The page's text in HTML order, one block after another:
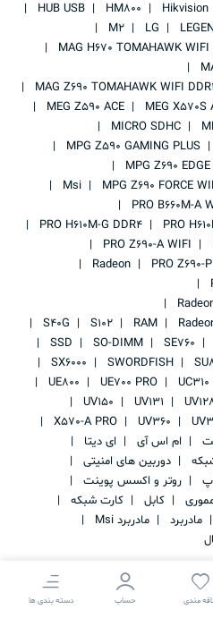
Hikvision
HM800
HUB USB
LG
M2
MAG H670 TOMAHAWK WIFI
MAG Z690 TOMAHAWK WIFI
MEG X570S
MEG Z590 ACE
MICRO SDHC
MPG Z590 GAMING PLUS
MPG Z690
MPG Z690 FORCE
Msi
PRO B660M-A
PRO
PRO H610M-G DDR4
PRO Z690-A WIFI
PRO Z690-
Radeon
RAM
S102
S40G
SE760
SO-DIMM
SSD
SWORDFISH
SX6000
UC310
UE700 PRO
UE800
UV131
UV150
UV360
X570-A PRO
ام اس آی
ای دیتا
دوربین های امنیتی
روتر و اکسس پوینت
کابل
کارت شبکه
مادربرد
مادربرد Msi
مندی حساب دسته بندی ها